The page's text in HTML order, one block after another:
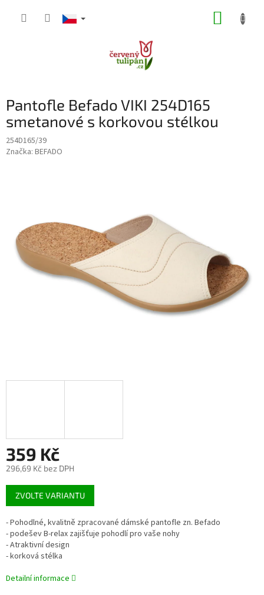
Pantofle Befado VIKI 254D165
smetanové s korkovou stélkou
254D165/39
Značka: BEFADO
359 Kč
296,69 Kč bez DPH
Měrná
cena:
ZVOLTE VARIANTU
- Pohodlné, kvalitně zpracované dámské pantofle zn. Befado
- podešev B-relax zajišťuje pohodlí pro vaše nohy
- Atraktivní design
- korková stélka
Detailní informace